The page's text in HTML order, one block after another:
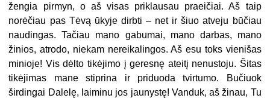
žengia pirmyn, o aš visas priklausau praeičiai. Aš taip
norėčiau pas Tėvą ūkyje dirbti – net ir šiuo atveju būčiau
naudingas. Tačiau mano gabumai, mano darbas, mano
žinios, atrodo, niekam nereikalingos. Aš esu toks vienišas
minioje! Vis dėlto tikėjimo į geresnę ateitį nenustoju. Šitas
tikėjimas mane stiprina ir priduoda tvirtumo. Bučiuok
širdingai Dalelę, laiminu jos jaunystę! Vanduk, aš žinau, Tu